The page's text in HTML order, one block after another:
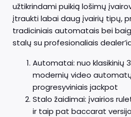
užtikrindami puikią lošimų
įtraukti labai daug įvairių tipų,
tradiciniais automatais bei
stalų su profesionaliais
Automatai: nuo klasikinių
modernių video
progresyviniais jackpot
Stalo žaidimai: įvairios
ir taip pat baccarat